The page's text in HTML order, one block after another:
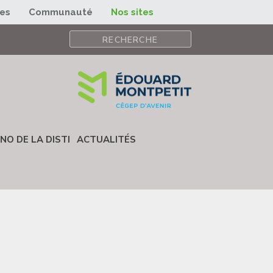
Communauté Nos sites
DE LA DISTI ACTUALITÉS